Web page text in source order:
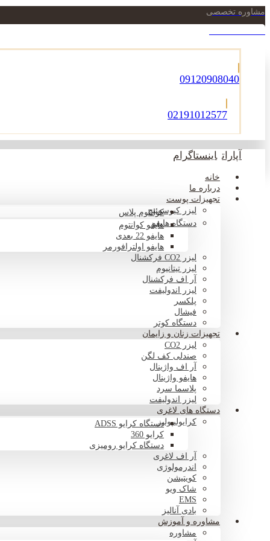
مشاوره تخصصی
09120908040
02191012577
آپارات اینستاگرام
خانه
درباره ما
تجهیزات پوست
لیزر کیوسوئیچکوانتوم پلاس
دستگاه هایفوهایفو کوانتوم
هایفو 22 بعدی
هایفو اولترافورمر
لیزر CO2 فرکشنال
لیزر تیتانیوم
آر اف فرکشنال
لیزر اندولیفت
پلکسر
فیشال
دستگاه کوتر
تجهیزات زنان و زایمان
لیزر CO2
صندلی کف لگن
آر اف واژینال
هایفو واژینال
پلاسما سرد
لیزر اندولیفت
دستگاه های لاغری
کرایولیپولیزدستگاه کرایو ADSS
کرایو 360
دستگاه کرایو رومیزی
آر اف لاغری
اندرمولوژی
کویتیشن
شاک ویو
EMS
بادی آنالیز
مشاوره و آموزش
مشاوره